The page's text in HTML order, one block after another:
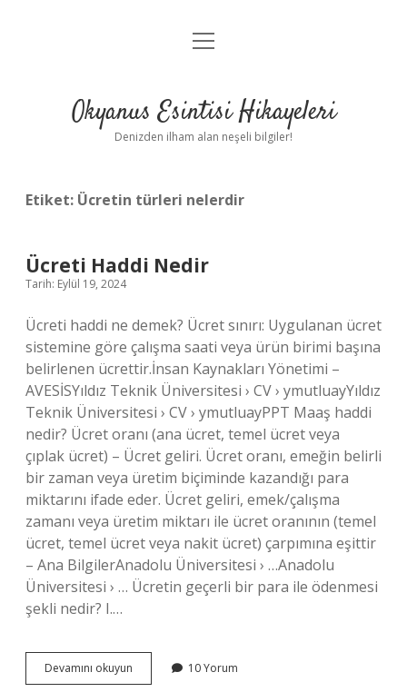
Anasayfa
Yasal Uyarı
menüyü
Okyanus Esintisi Hikayeleri
Denizden ilham alan neşeli bilgiler!
Etiket: Ücretin türleri nelerdir
Ücreti Haddi Nedir
Tarih: Eylül 19, 2024
Ücreti haddi ne demek? Ücret sınırı: Uygulanan ücret
sistemine göre çalışma saati veya ürün birimi başına
belirlenen ücrettir.İnsan Kaynakları Yönetimi –
AVESİSYıldız Teknik Üniversitesi › CV › ymutluayYıldız
Teknik Üniversitesi › CV › ymutluayPPT Maaş haddi
nedir? Ücret oranı (ana ücret, temel ücret veya
çıplak ücret) – Ücret geliri. Ücret oranı, emeğin belirli
bir zaman veya üretim biçiminde kazandığı para
miktarını ifade eder. Ücret geliri, emek/çalışma
zamanı veya üretim miktarı ile ücret oranının (temel
ücret, temel ücret veya nakit ücret) çarpımına eşittir
– Ana BilgilerAnadolu Üniversitesi › …Anadolu
Üniversitesi › … Ücretin geçerli bir para ile ödenmesi
şekli nedir? I.…
Devamını okuyun
Haddi
10 Yorum